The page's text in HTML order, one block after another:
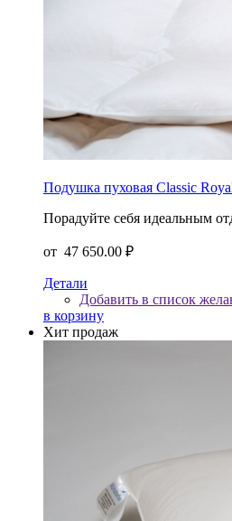
Подушка пуховая Classic
Порадуйте себя идеальным
от 47 650.00 ₽
Детали
Добавить в список
в корзину
Хит продаж